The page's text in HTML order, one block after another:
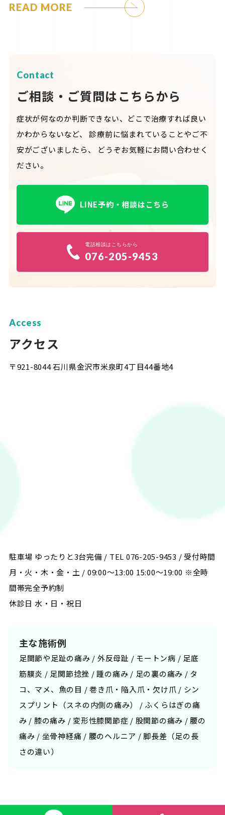
READ MORE
Contact
ご相談・ご質問はこちらから
症状が何なのか判断できない、どこで治療すれば良い
かわからないなど、
診療前に悩まれていることやご不
安がございましたら、
どうぞお気軽にお問い合わせく
ださい。
LINE予約・相談はこちら
電話相談はこちらから
076-205-9453
Access
アクセス
〒921-8044 石川県金沢市米泉町4丁目44番地4
駐車場 ゆったりと3台完備 / TEL 076-205-9453 / 受付時間
月・火・木・金・土 / 09:00〜13:00 15:00〜19:00 ※全時
間帯完全予約制
休診日 水・日・祝日
主な施術例
足関節や足趾の痛み / 外反母趾 / モートン病 / 足底
筋膜炎 / 足関節捻挫 / 踵の痛み / 足の裏の痛み / タ
コ、マメ、魚の目 / 巻き爪・陥入爪・欠け爪 / シン
スプリント（スネの内側の痛み） / ふくらはぎの痛
み / 膝の痛み / 変形性膝関節症 / 股関節の痛み / 腰の
痛み / 坐骨神経痛 / 腰のヘルニア / 脚長差（足の長
さの違い）